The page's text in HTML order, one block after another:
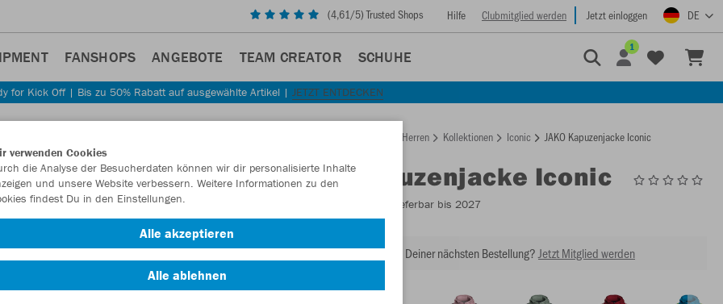
(4,61/5) Trusted Shops Hilfe Clubmitglied werden Jetzt einloggen DE
FANSHOPS ANGEBOTE TEAM CREATOR SCHUHE
1
for Kick Off | Bis zu 50% Rabatt auf ausgewählte Artikel | JETZT ENTDECKEN
Herren Kollektionen Iconic JAKO Kapuzenjacke Iconic
JAKOKapuzenjacke Iconic
- Lieferbar bis 2027
Lust auf 30% Rabatt bei Deiner nächsten Bestellung? Jetzt Mitglied werden
verwenden Cookies
die Analyse der Besucherdaten können wir dir personalisierte Inhalte
und unsere Website verbessern. Weitere Informationen zu den
findest Du in den Einstellungen.
Alle akzeptieren
Alle ablehnen